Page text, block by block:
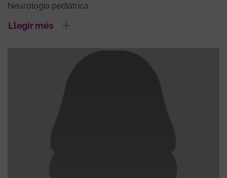
Neurologia pediàtrica
Llegir més